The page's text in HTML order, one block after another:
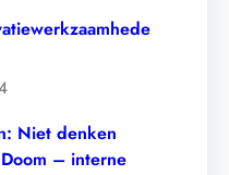
Niet denken
– interne